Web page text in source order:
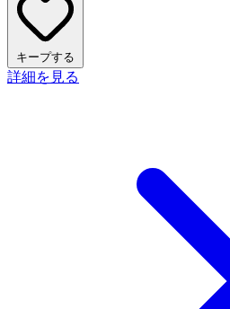
キープする
詳細を見る